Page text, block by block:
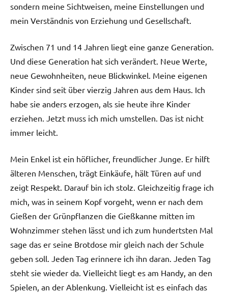
sondern meine Sichtweisen, meine Einstellungen und
mein Verständnis von Erziehung und Gesellschaft.
Zwischen 71 und 14 Jahren liegt eine ganze Generation.
Und diese Generation hat sich verändert. Neue Werte,
neue Gewohnheiten, neue Blickwinkel. Meine eigenen
Kinder sind seit über vierzig Jahren aus dem Haus. Ich
habe sie anders erzogen, als sie heute ihre Kinder
erziehen. Jetzt muss ich mich umstellen. Das ist nicht
immer leicht.
Mein Enkel ist ein höflicher, freundlicher Junge. Er hilft
älteren Menschen, trägt Einkäufe, hält Türen auf und
zeigt Respekt. Darauf bin ich stolz. Gleichzeitig frage ich
mich, was in seinem Kopf vorgeht, wenn er nach dem
Gießen der Grünpflanzen die Gießkanne mitten im
Wohnzimmer stehen lässt und ich zum hundertsten Mal
sage das er seine Brotdose mir gleich nach der Schule
geben soll. Jeden Tag erinnere ich ihn daran. Jeden Tag
steht sie wieder da. Vielleicht liegt es am Handy, an den
Spielen, an der Ablenkung. Vielleicht ist es einfach das